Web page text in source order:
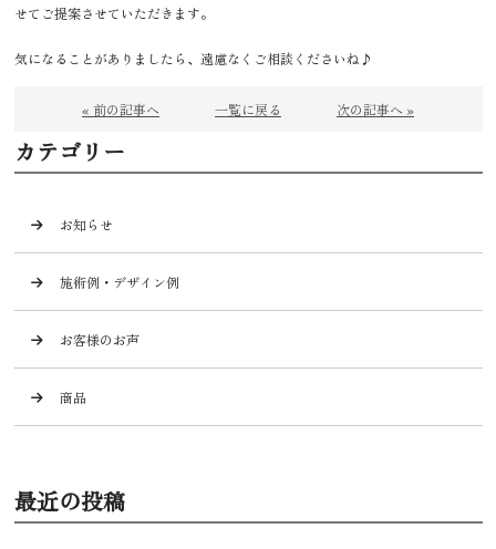
せてご提案させていただきます。
気になることがありましたら、遠慮なくご相談くださいね♪
« 前の記事へ 一覧に戻る 次の記事へ »
カテゴリー
お知らせ
施術例・デザイン例
お客様のお声
商品
最近の投稿